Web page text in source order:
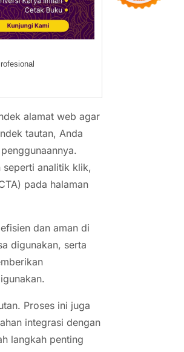
alamat web agar
tautan, Anda
analitik klik,
pada halaman
dan aman di
digunakan, serta
Proses ini juga
integrasi dengan
langkah penting